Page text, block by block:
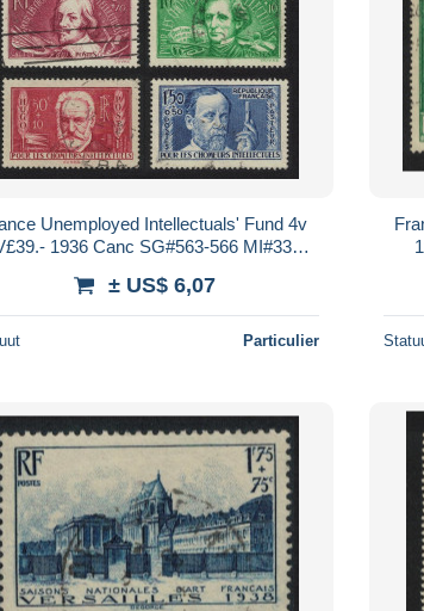
Unemployed Intellectuals' Fund 4v
1936 Canc SG#563-566 MI#336-
± US$ 6,07
Particulier